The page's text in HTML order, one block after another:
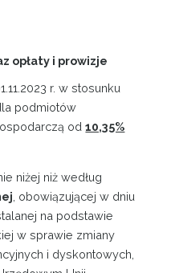
opłaty i prowizje
r. w stosunku
podmiotów
od10,35%
niżej niż według
, obowiązującej w dniu
na podstawie
w sprawie zmiany
i dyskontowych,